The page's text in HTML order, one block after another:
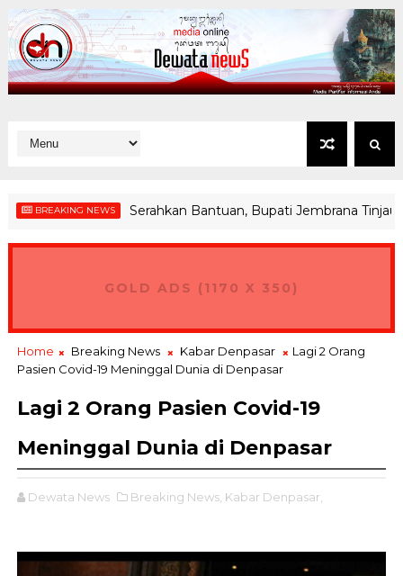
NEWS Serahkan Bantuan, Bupati Jembrana Tinjau
GOLD ADS (1170 X 350)
Home Breaking News Kabar Denpasar
Lagi 2 Orang
Pasien Covid-19 Meninggal Dunia di Denpasar
Lagi 2 Orang Pasien Covid-19
Meninggal Dunia di Denpasar
Dewata News Breaking News, Kabar Denpasar,